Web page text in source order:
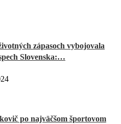
zápasoch vybojovala
Slovenska:…
po najväčšom športovom